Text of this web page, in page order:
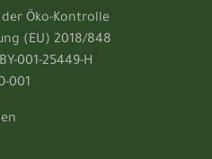
Öko-Kontrolle
(EU) 2018/848
001-25449-H
001